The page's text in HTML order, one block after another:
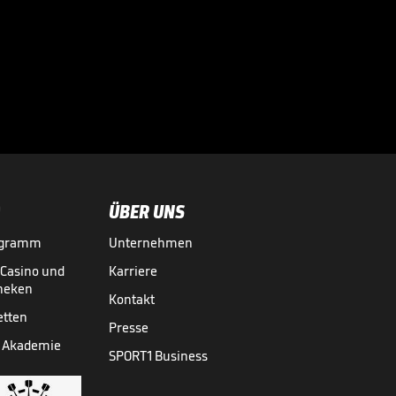
und
Akademie
ÜBER UNS
Unternehmen
Karriere
Kontakt
Presse
SPORT1 Business